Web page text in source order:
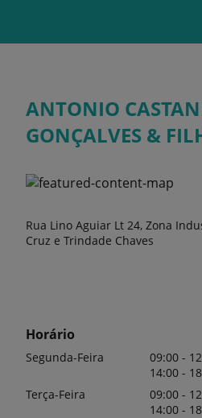
ANTONIO
GONÇALVES &
Rua Lino Aguiar Lt 24, Zona
Cruz e Trindade Chaves
Horário
Segunda-Feira
09:00 -
14:00 -
Terça-Feira
09:00 -
14:00 -